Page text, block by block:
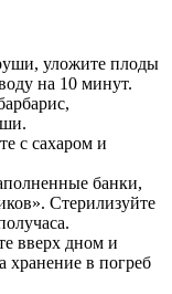
уложите плоды
на 10 минут.
с сахаром и
банки,
Стерилизуйте
вверх дном и
хранение в погреб